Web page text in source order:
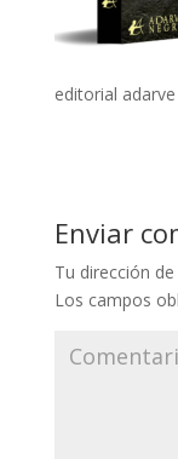
editorial
Enviar
Tu dirección
Los campos